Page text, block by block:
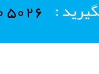
:
5026